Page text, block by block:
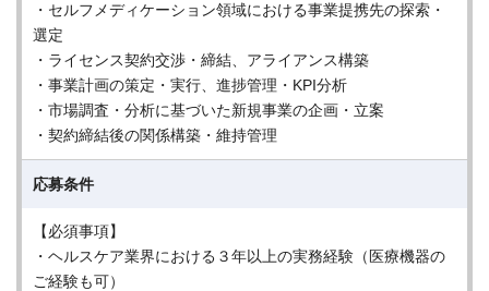
・セルフメディケーション領域における事業提携先の探索・
選定
・ライセンス契約交渉・締結、アライアンス構築
・事業計画の策定・実行、進捗管理・KPI分析
・市場調査・分析に基づいた新規事業の企画・立案
・契約締結後の関係構築・維持管理
応募条件
【必須事項】
・ヘルスケア業界における３年以上の実務経験（医療機器の
ご経験も可）